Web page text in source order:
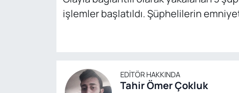
işlemler başlatıldı. Şüphelilerin
EDITÖR HAKKINDA
Tahir Ömer Çokluk